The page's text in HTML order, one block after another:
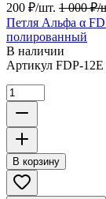
200 ₽/шт. 1 000 ₽/
Петля Альфа α
полированный
В наличии
Артикул FDP-12E
В корзину